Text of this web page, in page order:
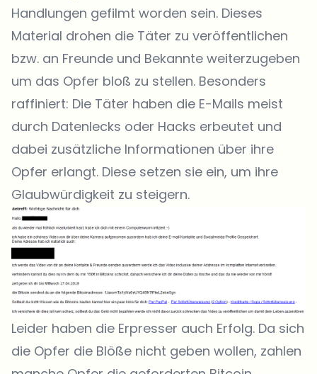
Handlungen gefilmt worden sein. Dieses
Material drohen die Täter zu veröffentlichen
bzw. an Freunde und Bekannte weiterzugeben
um das Opfer bloß zu stellen. Besonders
raffiniert: Die Täter haben die E-Mails meist
durch Datenlecks oder Hacks erbeutet und
dabei zusätzliche Informationen über ihre
Opfer erlangt. Diese setzen sie ein, um ihre
Glaubwürdigkeit zu steigern.
Leider haben die Erpresser auch Erfolg. Da sich
die Opfer die Blöße nicht geben wollen, zahlen